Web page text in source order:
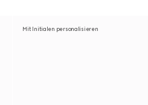
Mit Initialen personalisieren